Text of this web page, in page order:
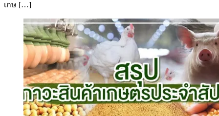
เกษ […]